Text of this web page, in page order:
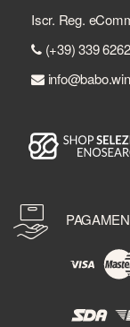
Iscr. Reg.
(+39) 339